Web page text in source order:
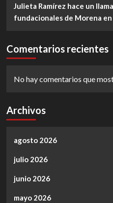
Julieta Ramírez hace un
fundacionales de Morena en
Comentarios recientes
No hay comentarios que
Archivos
agosto 2026
julio 2026
junio 2026
mayo 2026